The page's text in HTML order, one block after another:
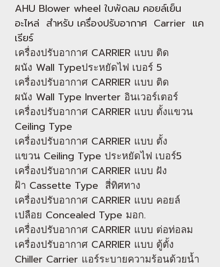
AHU Blower wheel ใบพัดลม คอยล์เย็น
อะไหล่ สำหรับ เครื่องปรับอากาศ Carrier แค
เรียร์
เครื่องปรับอากาศ CARRIER แบบ ติด
ผนัง Wall Typeประหยัดไฟ เบอร์ 5
เครื่องปรับอากาศ CARRIER แบบ ติด
ผนัง Wall Type Inverter อินเวอร์เตอร์
เครื่องปรับอากาศ CARRIER แบบ ตั้งแขวน
Ceiling Type
เครื่องปรับอากาศ CARRIER แบบ ตั้ง
แขวน Ceiling Type ประหยัดไฟ เบอร์5
เครื่องปรับอากาศ CARRIER แบบ ฝัง
ฝ้า Cassette Type
สี่ทิศทาง
เครื่องปรับอากาศ CARRIER แบบ คอยล์
เปลือย Concealed Type มอก.
เครื่องปรับอากาศ CARRIER แบบ ต่อท่อลม
เครื่องปรับอากาศ CARRIER แบบ ตู้ตั้ง
Chiller Carrier แอร์ระบายความร้อนด้วยน้ำ